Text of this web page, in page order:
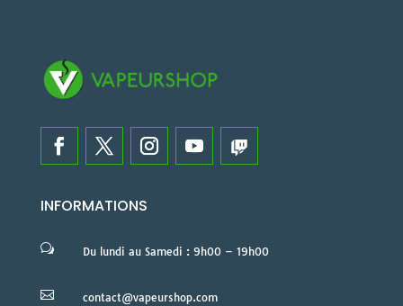
INFORMATIONS
w Du lundi au Samedi : 9h00 – 19h00
 contact@vapeurshop.com